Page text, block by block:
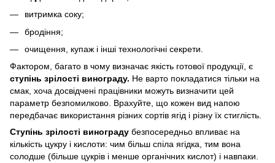
витримка соку;
бродіння;
очищення, купаж і інші технологічні секрети.
Фактором, багато в чому визначає якість готової продукції, є
ступінь зрілості винограду. Не варто покладатися тільки на
смак, хоча досвідчені працівники можуть визначити цей
параметр безпомилково. Врахуйте, що кожен вид напою
передбачає використання різних сортів ягід і різну їх стиглість.
Ступінь зрілості винограду безпосередньо впливає на
кількість цукру і кислоти: чим більш спіла ягідка, тим вона
солодше (більше цукрів і менше органічних кислот) і навпаки.